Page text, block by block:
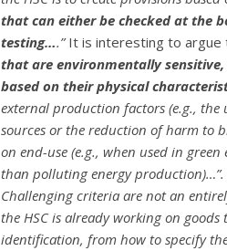
that can either be checked at the
testing….”It is interesting to argue
that are environmentally
based on their physical
external production factors (e.g., the
sources or the reduction of harm to
on end-use (e.g., when used in
than polluting energy production)…”.
Challenging criteria are not an
the HSC is already working on
identification, from how to specify